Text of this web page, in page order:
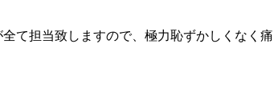
て担当致しますので、極力恥ずかしくなく